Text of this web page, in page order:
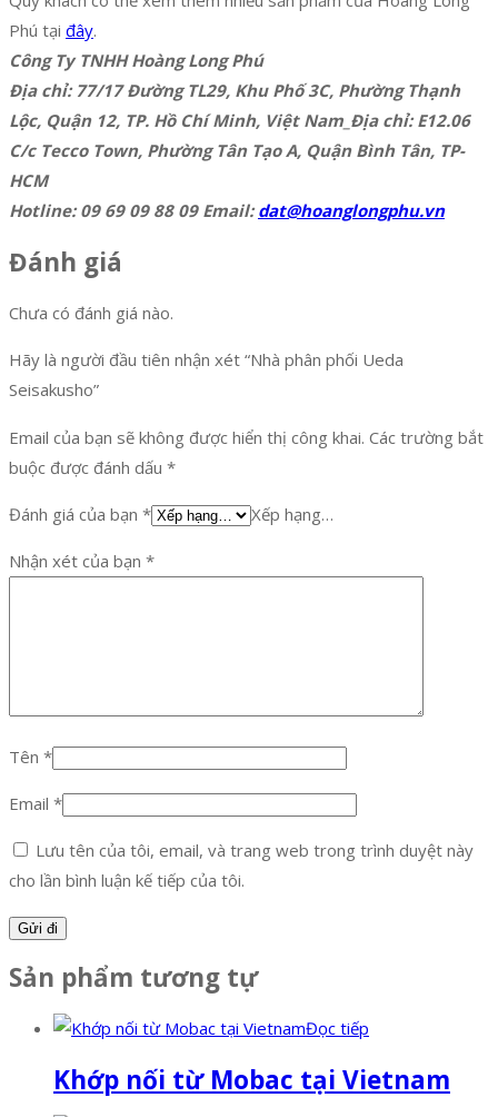
Phú tại đây.
Công Ty TNHH Hoàng Long Phú
Địa chỉ: 77/17 Đường TL29, Khu Phố 3C, Phường Thạnh
Lộc, Quận 12, TP. Hồ Chí Minh, Việt Nam_Địa chỉ: E12.06
C/c Tecco Town, Phường Tân Tạo A, Quận Bình Tân, TP-
HCM
Hotline: 09 69 09 88 09 Email:dat@hoanglongphu.vn
Đánh giá
Chưa có đánh giá nào.
Hãy là người đầu tiên nhận xét “Nhà phân phối Ueda
Seisakusho”
Email của bạn sẽ không được hiển thị công khai. Các trường bắt
buộc được đánh dấu *
Đánh giá của bạn * Xếp hạng…
Nhận xét của bạn *
Tên *
Email *
Lưu tên của tôi, email, và trang web trong trình duyệt này
cho lần bình luận kế tiếp của tôi.
Sản phẩm tương tự
Đọc tiếp
Khớp nối từ Mobac tại Vietnam